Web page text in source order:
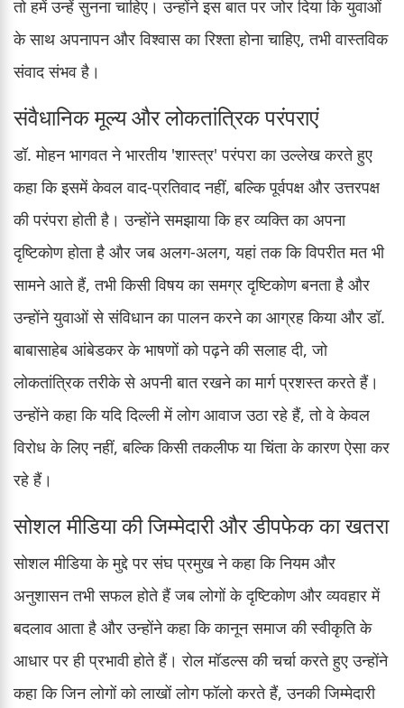
तो हमें उन्हें सुनना चाहिए। उन्होंने इस बात पर जोर दिया कि युवाओं
के साथ अपनापन और विश्वास का रिश्ता होना चाहिए, तभी वास्तविक
संवाद संभव है।
संवैधानिक मूल्य और लोकतांत्रिक परंपराएं
डॉ. मोहन भागवत ने भारतीय 'शास्त्र' परंपरा का उल्लेख करते हुए
कहा कि इसमें केवल वाद-प्रतिवाद नहीं, बल्कि पूर्वपक्ष और उत्तरपक्ष
की परंपरा होती है। उन्होंने समझाया कि हर व्यक्ति का अपना
दृष्टिकोण होता है और जब अलग-अलग, यहां तक कि विपरीत मत भी
सामने आते हैं, तभी किसी विषय का समग्र दृष्टिकोण बनता है और
उन्होंने युवाओं से संविधान का पालन करने का आग्रह किया और डॉ.
बाबासाहेब आंबेडकर के भाषणों को पढ़ने की सलाह दी, जो
लोकतांत्रिक तरीके से अपनी बात रखने का मार्ग प्रशस्त करते हैं।
उन्होंने कहा कि यदि दिल्ली में लोग आवाज उठा रहे हैं, तो वे केवल
विरोध के लिए नहीं, बल्कि किसी तकलीफ या चिंता के कारण ऐसा कर
रहे हैं।
सोशल मीडिया की जिम्मेदारी और डीपफेक का खतरा
सोशल मीडिया के मुद्दे पर संघ प्रमुख ने कहा कि नियम और
अनुशासन तभी सफल होते हैं जब लोगों के दृष्टिकोण और व्यवहार में
बदलाव आता है और उन्होंने कहा कि कानून समाज की स्वीकृति के
आधार पर ही प्रभावी होते हैं। रोल मॉडल्स की चर्चा करते हुए उन्होंने
कहा कि जिन लोगों को लाखों लोग फॉलो करते हैं, उनकी जिम्मेदारी